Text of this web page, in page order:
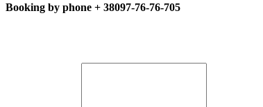
Booking by phone + 38097-76-76-705